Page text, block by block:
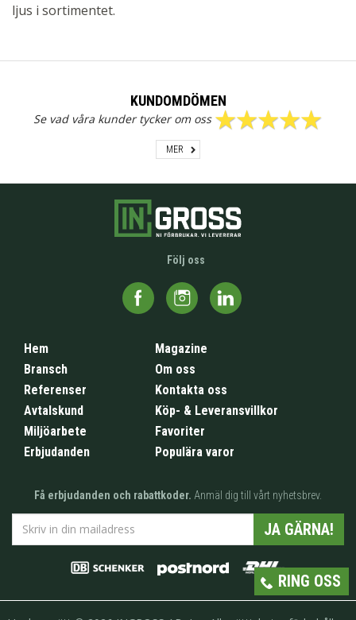
ljus i sortimentet.
KUNDOMDÖMEN
Se vad våra kunder tycker om oss
MER
Följ oss
Hem
Magazine
Bransch
Om oss
Referenser
Kontakta oss
Avtalskund
Köp- & Leveransvillkor
Miljöarbete
Favoriter
Erbjudanden
Populära varor
Få erbjudanden och rabattkoder. Anmäl dig till vårt nyhetsbrev.
JA GÄRNA!
RING OSS